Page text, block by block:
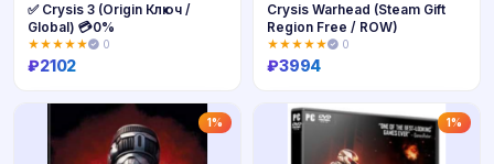
Купить
✅ Crysis 3 (Origin Ключ /
Global) 💳0%
★★★★★ 0
₽2102
Купить
Crysis Warhead (Steam Gift
Region Free / ROW)
★★★★★ 0
₽3994
1% 1%